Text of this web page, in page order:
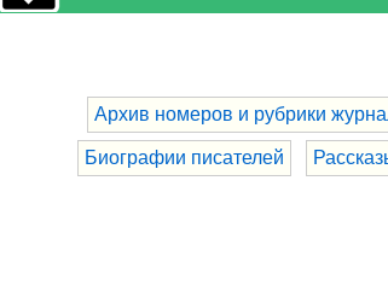
Архив номеров и рубрики
Биографии писателей